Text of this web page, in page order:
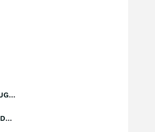
Amundi NYSE Arca Gold BUGS UCITS ETF Dist
Lyxor Euro STOXX Banks (DR) UCITS ETF- Acc